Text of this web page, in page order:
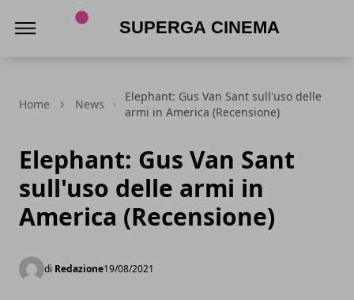
Home News
Elephant: Gus Van Sant sull'uso delle
armi in America (Recensione)
Elephant: Gus Van Sant
sull'uso delle armi in
America (Recensione)
di Redazione19/08/2021